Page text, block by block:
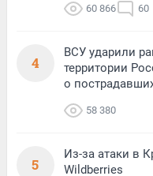
60 866 60
4
ВСУ ударили
территории
о
58 380
5
Из-за атаки в
Wildberries